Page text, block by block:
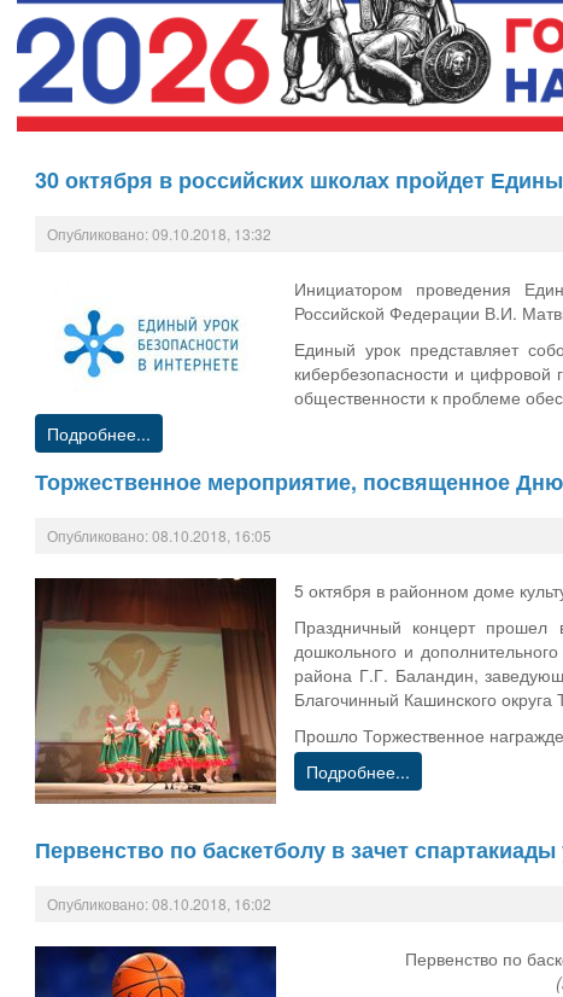
30 октября в российских школах пройдет
Опубликовано: 09.10.2018, 13:32
Инициатором проведения
Российской Федерации В.И.
Единый урок представляет
кибербезопасности и цифровой
общественности к проблеме
Подробнее...
Торжественное мероприятие, посвященное
Опубликовано: 08.10.2018, 16:05
5 октября в районном доме
Праздничный концерт прошел
дошкольного и
района Г.Г. Баландин,
Благочинный Кашинского
Прошло Торжественное
Подробнее...
Первенство по баскетболу в зачет
Опубликовано: 08.10.2018, 16:02
Первенство по